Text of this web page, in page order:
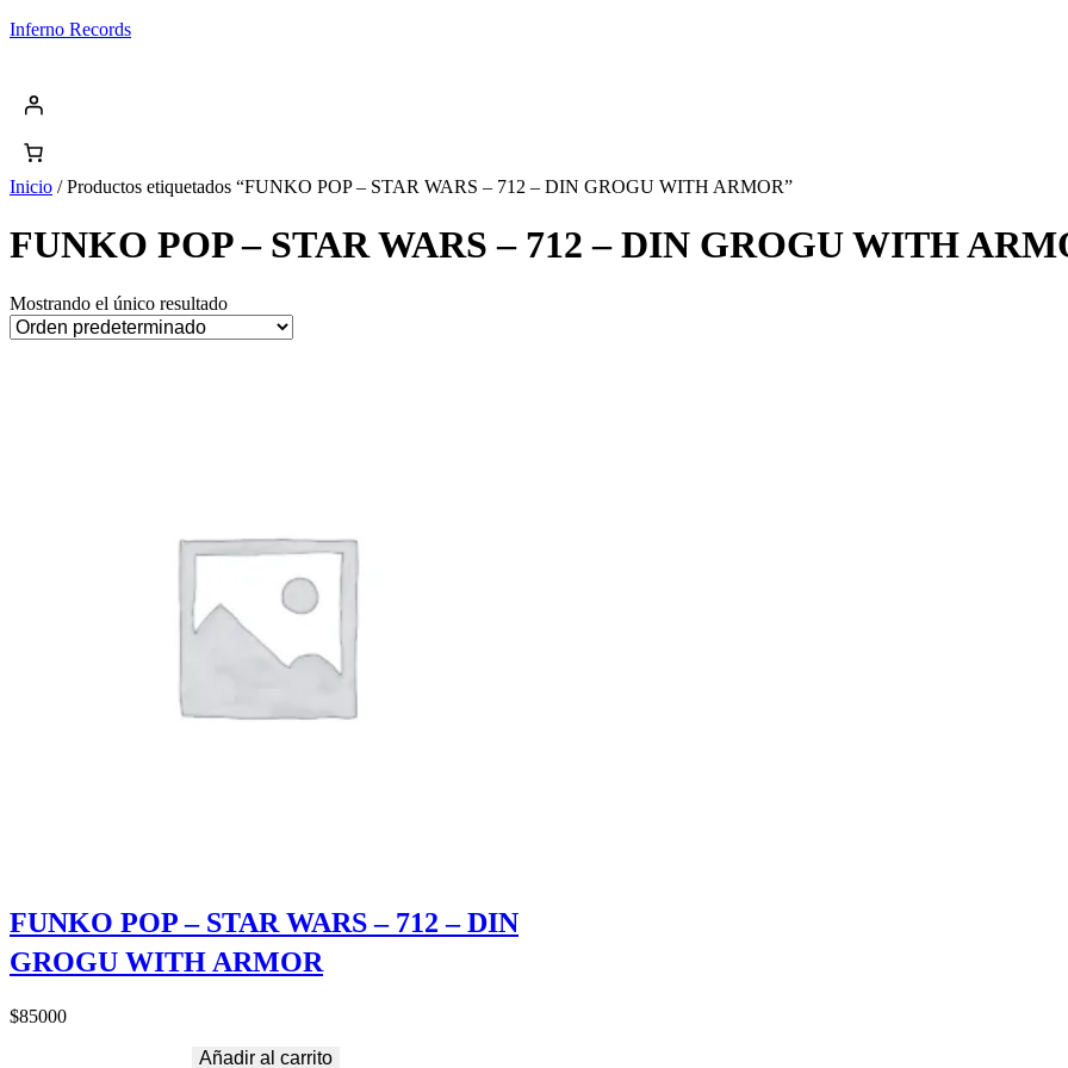
Saltar
Inferno Records
Inicio / Productos etiquetados “FUNKO POP – STAR WARS – 712 – DIN GROGU WITH ARMOR”
FUNKO POP – STAR WARS – 712 – DIN GROGU WITH
Mostrando el único resultado
FUNKO POP – STAR WARS – 712 – DIN
GROGU WITH ARMOR
$85000
Añadir al carrito